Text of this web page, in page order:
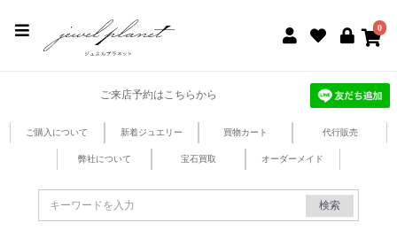
0
ご来店予約はこちらから
ご購入について 新着ジュエリー 買物カート 代行販売
弊社について 宝石買取 オーダーメイド
検索